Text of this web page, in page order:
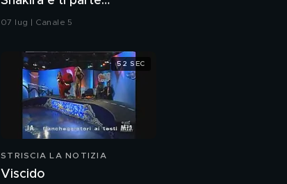
l'ormone
07 lug | Canale 5
STRISCIA LA NOTIZIA
Viscido
52 SEC